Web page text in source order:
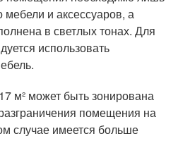
и аксессуаров, а
в светлых тонах. Для
использовать
м² может быть зонирована
помещения на
случае имеется больше